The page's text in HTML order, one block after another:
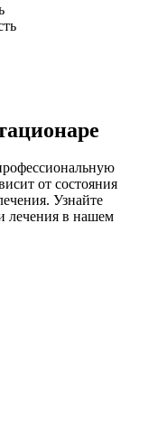
от состояния
Узнайте
лечения в нашем